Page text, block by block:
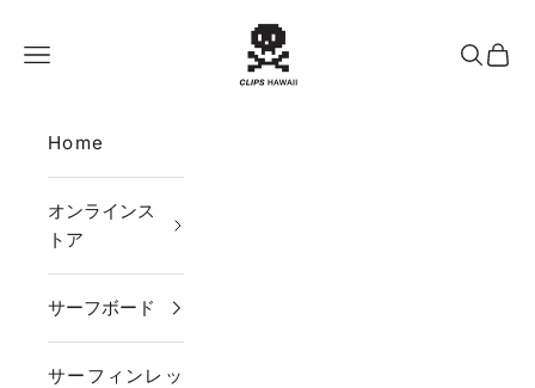
CLIPS HAWAII
メニュー
検索カー
Home
オンラインス
トア
サーフボード
サーフィンレッ